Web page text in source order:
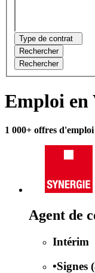
Type de contrat
Rechercher
Rechercher
Emploi en
1 000+ offres d'emploi
Agent de
Intérim
•Signes